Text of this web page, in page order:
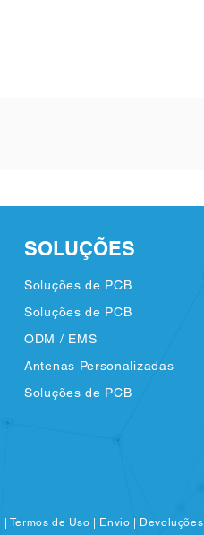
SOLUÇÕES
Soluções de PCB
Soluções de PCB
ODM / EMS
Antenas Personalizadas
Soluções de PCB
Termos de Uso Envio Devoluções